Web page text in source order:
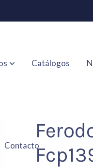
Catálogos
Contacto